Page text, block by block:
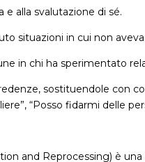
e alla svalutazione di sé.
situazioni in cui non
in chi ha sperimentato
sostituendole con
“Posso fidarmi delle
and Reprocessing) è